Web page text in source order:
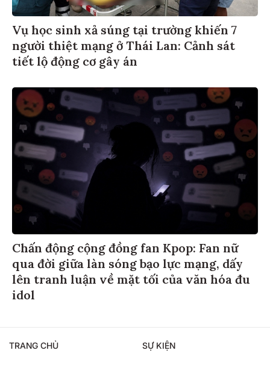
Vụ học sinh xả súng tại trường khiến 7
người thiệt mạng ở Thái Lan: Cảnh sát
tiết lộ động cơ gây án
Chấn động cộng đồng fan Kpop: Fan nữ
qua đời giữa làn sóng bạo lực mạng, dấy
lên tranh luận về mặt tối của văn hóa đu
idol
TRANG CHỦ SỰ KIỆN